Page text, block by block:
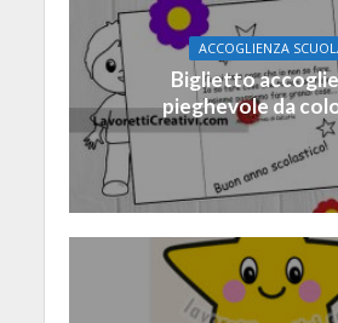
ACCOGLIENZA
Biglietto
pieghevole da